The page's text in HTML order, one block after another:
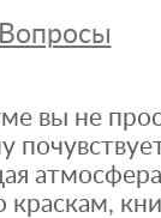
Вопросы
вы не